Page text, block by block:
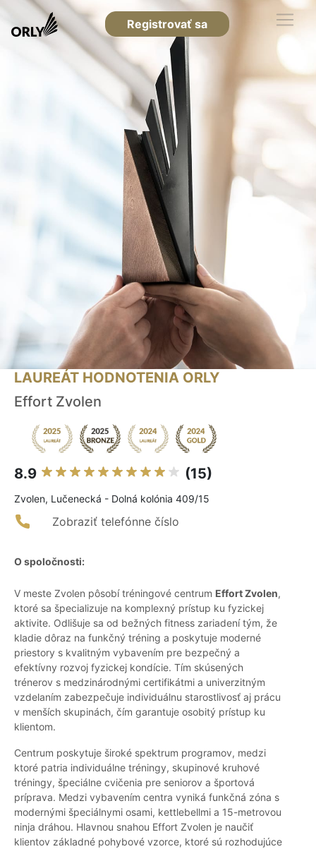
Registrovať sa
LAUREÁT HODNOTENIA ORLY
Effort Zvolen
8.9 (15)
Zvolen, Lučenecká - Dolná kolónia 409/15
Zobraziť telefónne číslo
O spoločnosti:
V meste Zvolen pôsobí tréningové centrum Effort Zvolen,
ktoré sa špecializuje na komplexný prístup ku fyzickej
aktivite. Odlišuje sa od bežných fitness zariadení tým, že
kladie dôraz na funkčný tréning a poskytuje moderné
priestory s kvalitným vybavením pre bezpečný a
efektívny rozvoj fyzickej kondície. Tím skúsených
trénerov s medzinárodnými certifikátmi a univerzitným
vzdelaním zabezpečuje individuálnu starostlivosť aj prácu
v menších skupinách, čím garantuje osobitý prístup ku
klientom.
Centrum poskytuje široké spektrum programov, medzi
ktoré patria individuálne tréningy, skupinové kruhové
tréningy, špeciálne cvičenia pre seniorov a športová
príprava. Medzi vybavením centra vyniká funkčná zóna s
modernými špeciálnymi osami, kettlebellmi a 15-metrovou
ninja dráhou. Hlavnou snahou Effort Zvolen je naučiť
klientov základné pohybové vzorce, ktoré sú rozhodujúce